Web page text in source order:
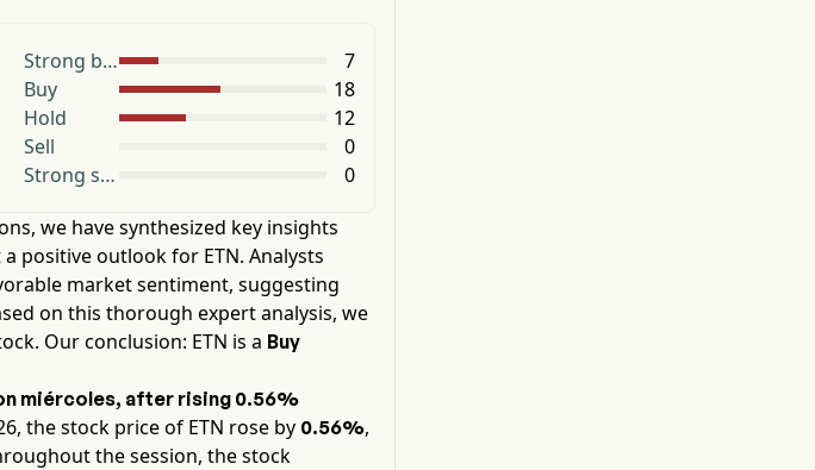
Strong buy
7
Buy
18
Hold
12
Sell
0
Strong sell
0
we have synthesized key insights
positive outlook for ETN. Analysts
market sentiment, suggesting
on this thorough expert analysis, we
Our conclusion: ETN is a Buy
miércoles, after rising 0.56%
, the stock price of ETN rose by 0.56%,
the session, the stock